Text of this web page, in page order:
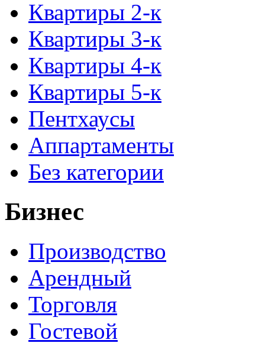
Квартиры 2-к
Квартиры 3-к
Квартиры 4-к
Квартиры 5-к
Пентхаусы
Аппартаменты
Без категории
Бизнес
Производство
Арендный
Торговля
Гостевой